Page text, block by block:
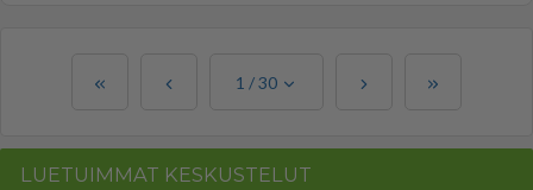
1 /30
LUETUIMMAT KESKUSTELUT